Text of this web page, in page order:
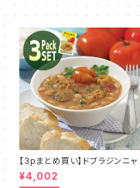
【3pまとめ買い】ドブラジンニャ
¥4,002